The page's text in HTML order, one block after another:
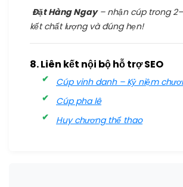
Đặt Hàng Ngay– nhận cúp trong
kết chất lượng và đúng hẹn!
8. Liên kết nội bộ hỗ trợ SEO
Cúp vinh danh – Kỷ niệm
Cúp pha lê
Huy chương thể thao